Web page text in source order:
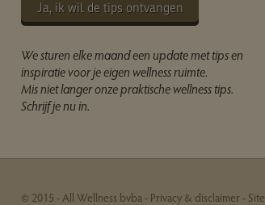
Ja, ik wil de tips ontvangen
We sturen elke maand een update met tips en
inspiratie voor je eigen wellness ruimte.
Mis niet langer onze praktische wellness tips.
Schrijf je nu in.
© 2015 - All Wellness bvba - Privacy & disclaimer-